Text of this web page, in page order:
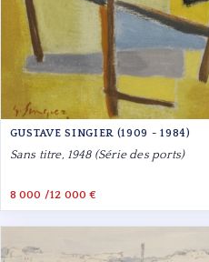
GUSTAVE SINGIER (1909 - 1984)
Sans titre, 1948 (Série des ports)
8 000 /12 000 €